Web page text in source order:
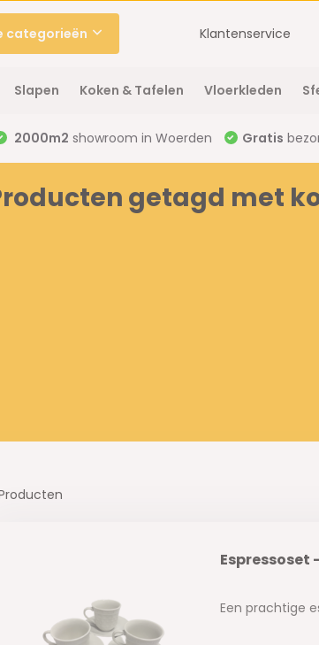
categorieën Klantenservice
Slapen Koken & Tafelen Vloerkleden
2000m2 showroom in Woerden Gratis
getagd met
Espressoset
Een prachtige